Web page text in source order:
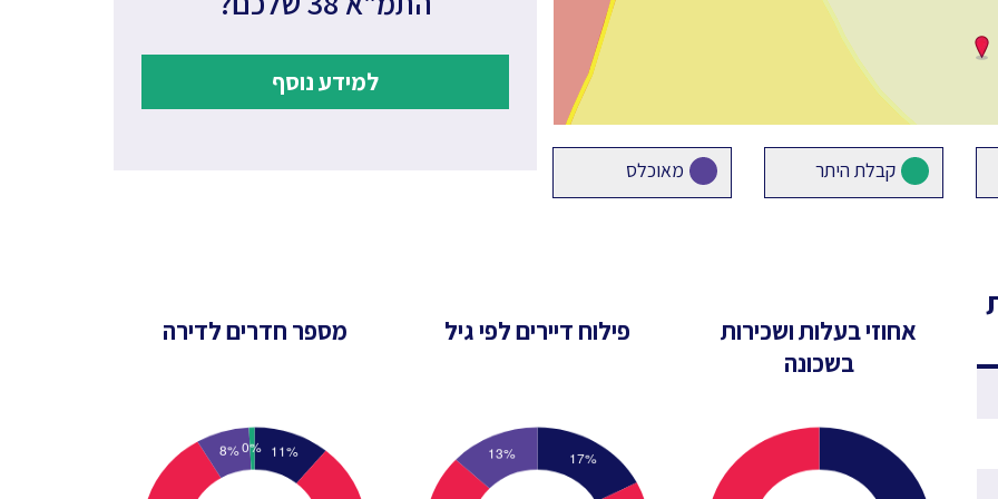
קבלת היתר מאוכלס
למידע נוסף
אחוזי בעלות ושכירות
בשכונה
פילוח דיירים לפי גיל מספר חדרים לדירה